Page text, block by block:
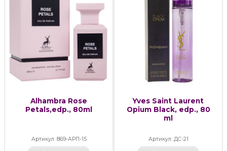
Alhambra Rose
Petals,edp., 80ml
Артикул: 869-АРП-15
Yves Saint Laurent
Opium Black, edp., 80
ml
Артикул: ДС-21